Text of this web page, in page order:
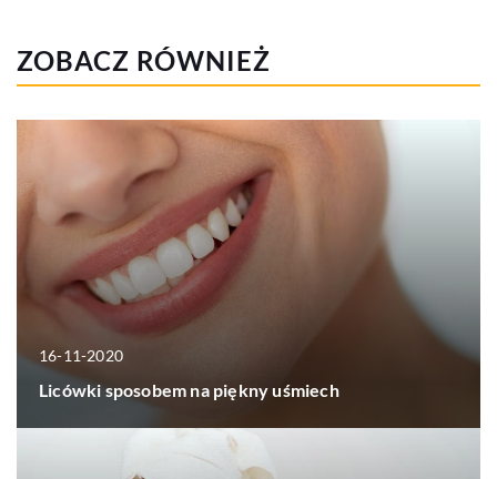
ZOBACZ RÓWNIEŻ
16-11-2020
Licówki sposobem na piękny uśmiech